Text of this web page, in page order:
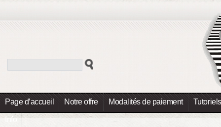
Page d’accueil Notre offre Modalités de paiement Tutoriels
Info